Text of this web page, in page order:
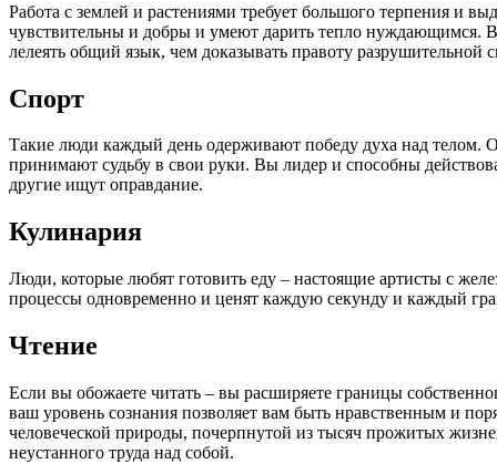
Работа с землей и растениями требует большого терпения и
чувствительны и добры и умеют дарить тепло нуждающимся.
лелеять общий язык, чем доказывать правоту разрушительной
Спорт
Такие люди каждый день одерживают победу духа над телом.
принимают судьбу в свои руки. Вы лидер и способны
другие ищут оправдание.
Кулинария
Люди, которые любят готовить еду – настоящие артисты с
процессы одновременно и ценят каждую секунду и каждый
Чтение
Если вы обожаете читать – вы расширяете границы
ваш уровень сознания позволяет вам быть нравственным и
человеческой природы, почерпнутой из тысяч прожитых
неустанного труда над собой.